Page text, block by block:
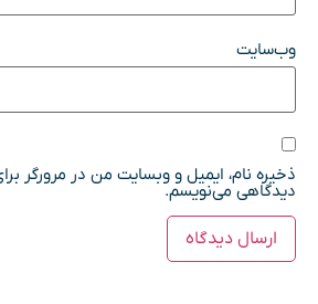
وب‌سایت
ذخیره نام، ایمیل و وبسایت من در مرورگر
دیدگاهی می‌نویسم.